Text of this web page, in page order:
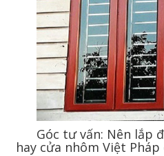
Góc tư vấn: Nên lắp
hay cửa nhôm Việt